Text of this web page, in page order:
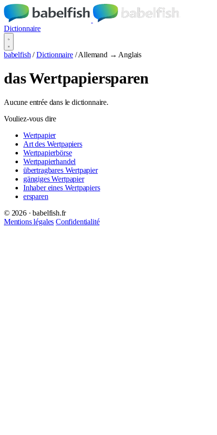
Dictionnaire
babelfish / Dictionnaire / Allemand → Anglais
das Wertpapiersparen
Aucune entrée dans le dictionnaire.
Vouliez-vous dire
Wertpapier
Art des Wertpapiers
Wertpapierbörse
Wertpapierhandel
übertragbares Wertpapier
gängiges Wertpapier
Inhaber eines Wertpapiers
ersparen
© 2026 · babelfish.fr
Mentions légales Confidentialité